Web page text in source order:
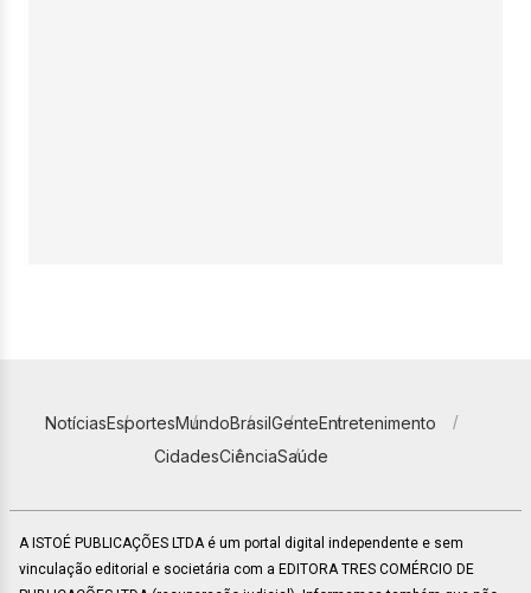
NotíciasEsportesMundoBrasilGenteEntretenimento
CidadesCiênciaSaúde
A ISTOÉ PUBLICAÇÕES LTDA é um portal digital independente e sem
vinculação editorial e societária com a EDITORA TRES COMÉRCIO DE